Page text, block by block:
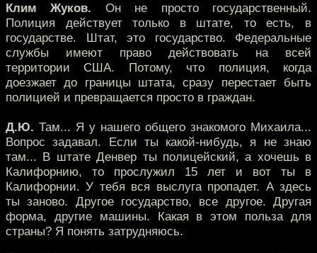
Клим Жуков. Он не просто государственный.
Полиция действует только в штате, то есть, в
государстве. Штат, это государство. Федеральные
службы имеют право действовать на всей
территории США. Потому, что полиция, когда
доезжает до границы штата, сразу перестает быть
полицией и превращается просто в граждан.
Д.Ю. Там... Я у нашего общего знакомого Михаила...
Вопрос задавал. Если ты какой-нибудь, я не знаю
там... В штате Денвер ты полицейский, а хочешь в
Калифорнию, то прослужил 15 лет и вот ты в
Калифорнии. У тебя вся выслуга пропадет. А здесь
ты заново. Другое государство, все другое. Другая
форма, другие машины. Какая в этом польза для
страны? Я понять затрудняюсь.